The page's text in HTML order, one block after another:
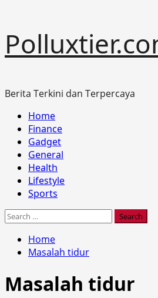
to
content
Berita Terkini dan Terpercaya
Primary
Menu
Home
Finance
Gadget
General
Health
Lifestyle
Sports
Search
Home
Masalah tidur
Masalah tidur